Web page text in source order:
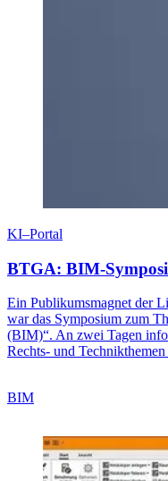
KI–Portal
BTGA: BIM-
Ein Publikumsmagnet der
war das Symposium zum
(BIM)“. An zwei Tagen
Rechts- und
BIM